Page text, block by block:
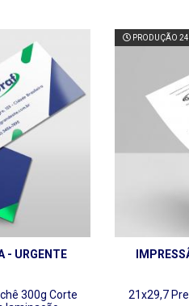
- URGENTE
300g Corte
PRODUÇÃO
21x29,7